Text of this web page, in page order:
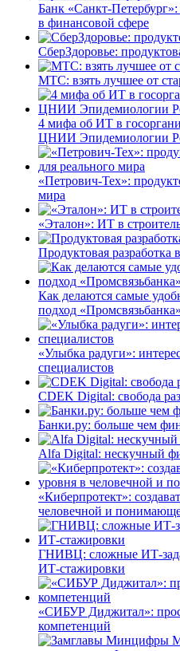
Банк «Санкт-
в финансовой сфере
СберЗдоровье:
МТС: взять лучшее от
4 мифа об ИТ в
ЦНИИ Эпидемиологии
«Петрович-Тех»:
мира
«Эталон»: ИТ в
Продуктовая разработка
Как делаются самые
подход «Промсвязьбанка»
«Улыбка радуги»:
специалистов
CDEK Digital: свобода
Банки.ру: больше чем
Alfa Digital: нескучный
«Киберпротект»:
человечной и
ГНИВЦ: сложные
ИТ‑стажировки
«СИБУР Диджитал»:
компетенций